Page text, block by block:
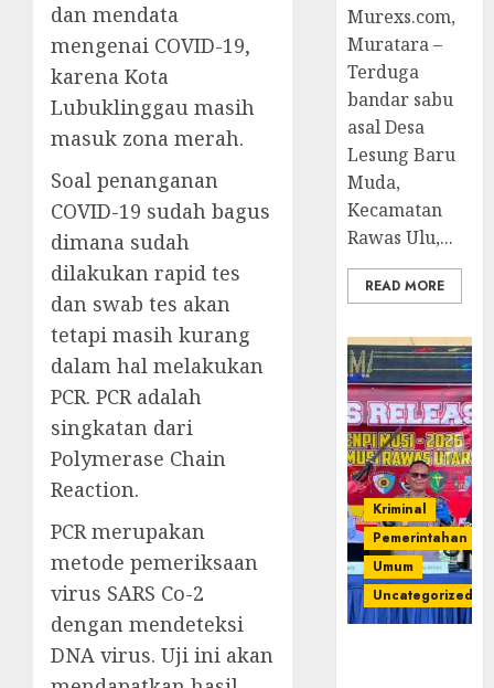
dan mendata
mengenai COVID-19,
karena Kota
Lubuklinggau masih
masuk zona merah.
Soal penanganan
COVID-19 sudah bagus
dimana sudah
dilakukan rapid tes
dan swab tes akan
tetapi masih kurang
dalam hal melakukan
PCR. PCR adalah
singkatan dari
Polymerase Chain
Reaction.
PCR merupakan
metode pemeriksaan
virus SARS Co-2
dengan mendeteksi
DNA virus. Uji ini akan
Murexs.com,
Muratara –
Terduga
bandar sabu
asal Desa
Lesung Baru
Muda,
Kecamatan
Rawas Ulu,...
READ MORE
Kriminal
Pemerintahan
Umum
Uncategorized